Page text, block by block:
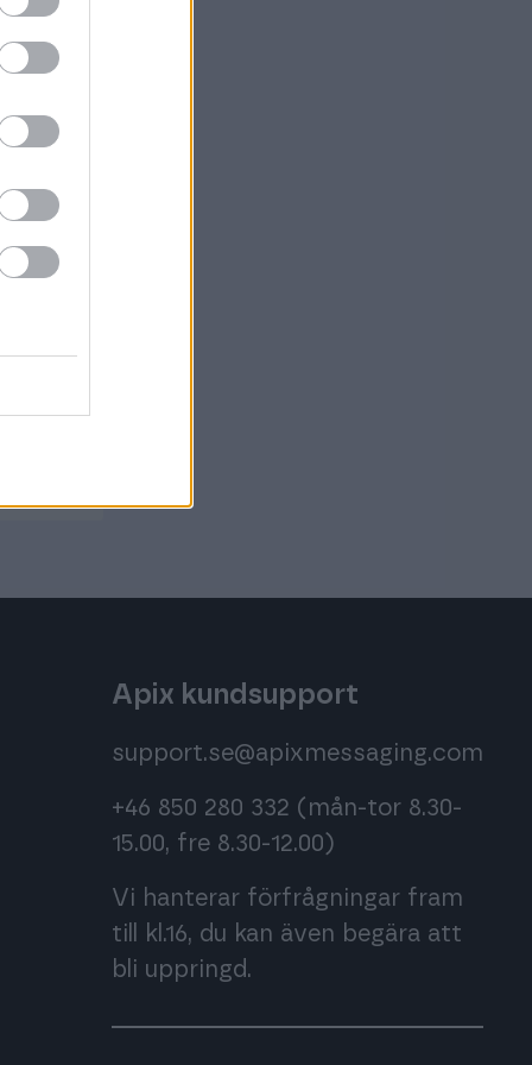
Apix kundsupport
support.se@apixmessaging.com
+46 850 280 332 (mån-tor 8.30-
15.00, fre 8.30-12.00)
Vi hanterar förfrågningar fram
till kl.16, du kan även begära att
bli uppringd.